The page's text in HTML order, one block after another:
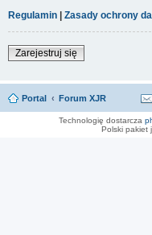
Regulamin
Zasady ochrony
Zarejestruj się
Portal Forum XJR
Technologię dostarcza
Polski pakiet